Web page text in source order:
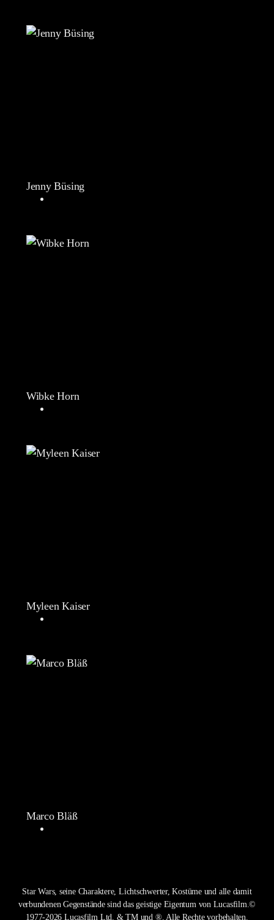
Jenny Büsing
Wibke Horn
Myleen Kaiser
Marco Bläß
Star Wars, seine Charaktere, Lichtschwerter, Kostüme und alle damit
verbundenen Gegenstände sind das geistige Eigentum von Lucasfilm.©
1977-2026 Lucasfilm Ltd. & TM und ®. Alle Rechte vorbehalten.